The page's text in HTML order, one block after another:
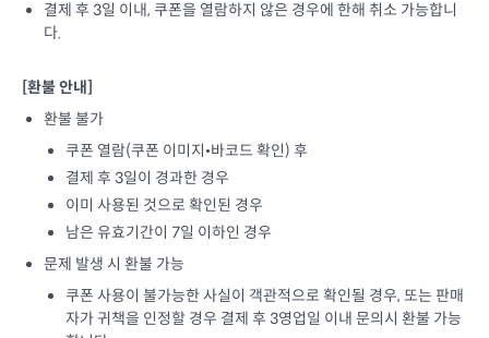
결제 후 3일 이내, 쿠폰을 열람하지 않은 경우에 한해 취소 가능합니
다.
[환불 안내]
환불 불가
쿠폰 열람(쿠폰 이미지•바코드 확인) 후
결제 후 3일이 경과한 경우
이미 사용된 것으로 확인된 경우
남은 유효기간이 7일 이하인 경우
문제 발생 시 환불 가능
쿠폰 사용이 불가능한 사실이 객관적으로 확인될 경우, 또는 판매
자가 귀책을 인정할 경우 결제 후 3영업일 이내 문의시 환불 가능